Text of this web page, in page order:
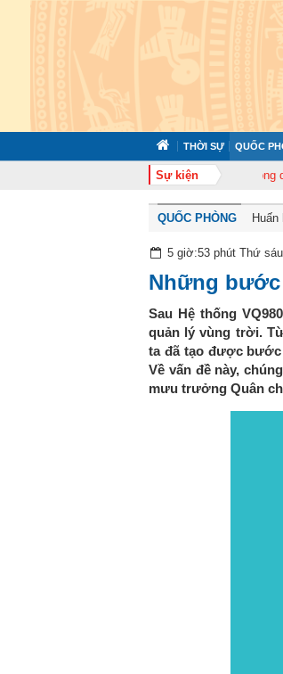
THỜI SỰ QUỐC
Sự kiện
Trung đoàn Không quân
QUỐC PHÒNG Huấn
5 giờ:53 phút Thứ
Những
Sau Hệ thống
quản lý vùng trời.
ta đã tạo được bước
Về vấn đề này,
mưu trưởng Quân